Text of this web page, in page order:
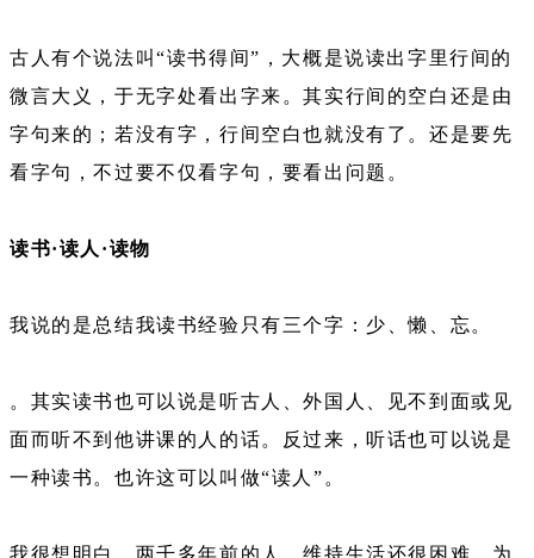
古人有个说法叫“读书得间”，大概是说读出字里行间的
微言大义，于无字处看出字来。其实行间的空白还是由
字句来的；若没有字，行间空白也就没有了。还是要先
看字句，不过要不仅看字句，要看出问题。
读书·读人·读物
我说的是总结我读书经验只有三个字：少、懒、忘。
。其实读书也可以说是听古人、外国人、见不到面或见
面而听不到他讲课的人的话。反过来，听话也可以说是
一种读书。也许这可以叫做“读人”。